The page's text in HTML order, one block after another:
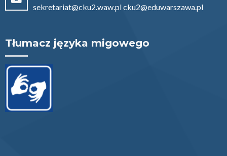
sekretariat@cku2.waw.pl cku2@eduwarszawa.pl
Tłumacz języka migowego